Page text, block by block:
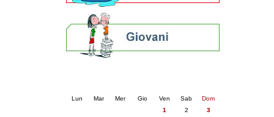
Lun Mar Mer Gio Ven Sab
Dom
1
2 3